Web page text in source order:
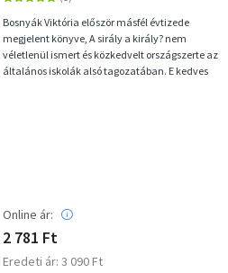
Bosnyák Viktória először másfél évtizede
megjelent könyve, A sirály a király? nem
véletlenül ismert és közkedvelt országszerte az
általános iskolák alsó tagozatában. E kedves
Online ár:
2 781 Ft
Eredeti ár: 3 090 Ft